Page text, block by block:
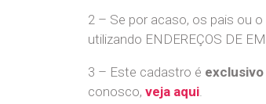
2 – Se por acaso, os pais ou
utilizando ENDEREÇOS DE
3 – Este cadastro é
conosco, veja aqui.